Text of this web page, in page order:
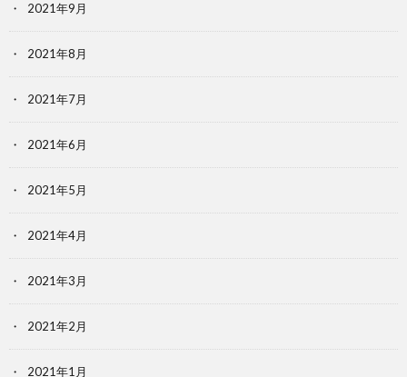
2021年9月
2021年8月
2021年7月
2021年6月
2021年5月
2021年4月
2021年3月
2021年2月
2021年1月